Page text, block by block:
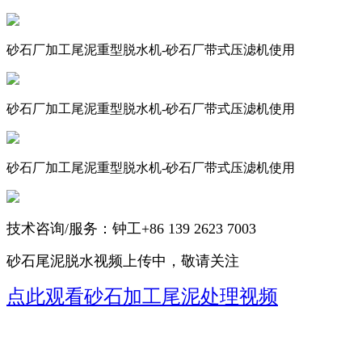
砂石厂加工尾泥重型脱水机-砂石厂带式压滤机使用
砂石厂加工尾泥重型脱水机-砂石厂带式压滤机使用
砂石厂加工尾泥重型脱水机-砂石厂带式压滤机使用
技术咨询/服务：钟工+86 139 2623 7003
砂石尾泥脱水视频上传中，敬请关注
点此观看砂石加工尾泥处理视频